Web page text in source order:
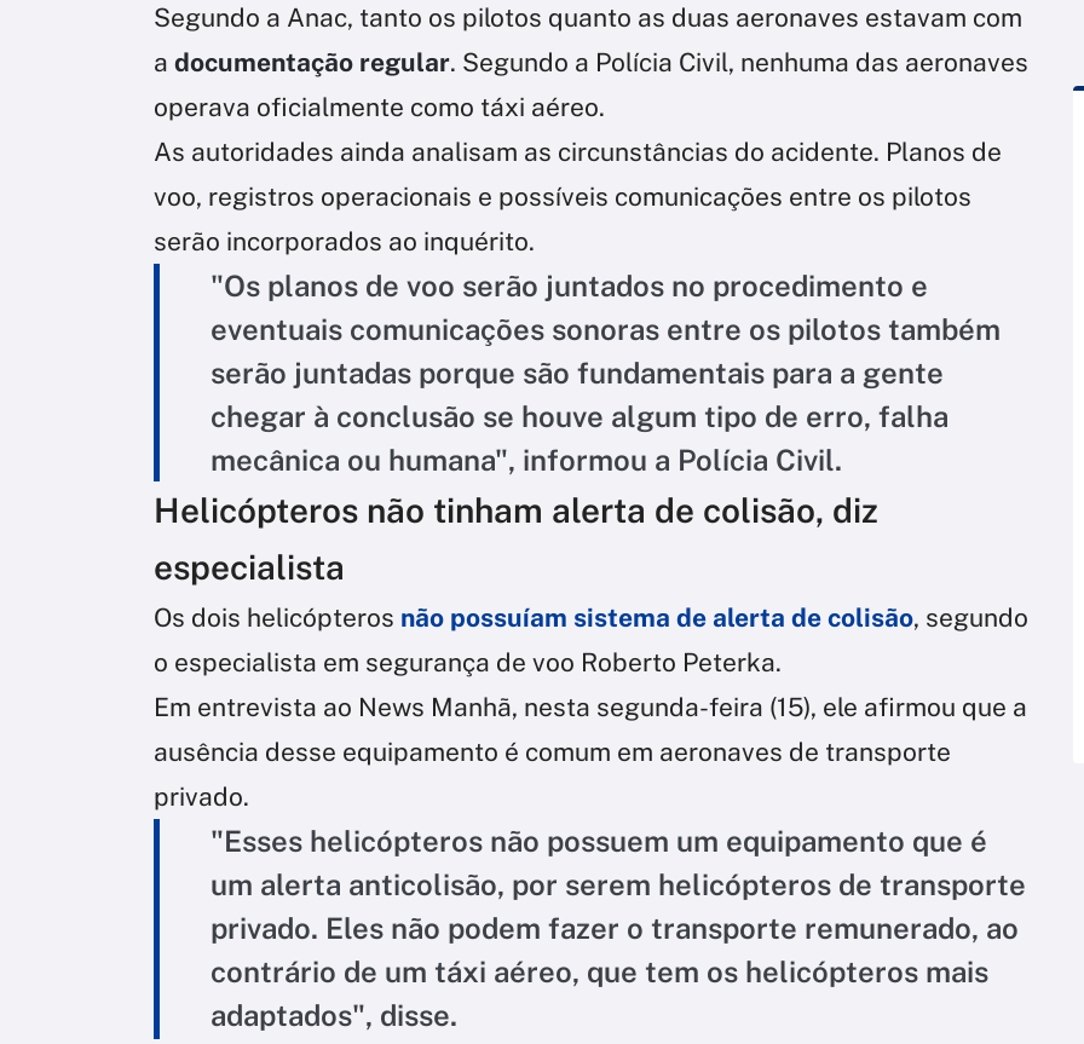
Segundo a Anac, tanto os pilotos quanto as duas aeronaves estavam com
a documentação regular. Segundo a Polícia Civil, nenhuma das aeronaves
operava oficialmente como táxi aéreo.
As autoridades ainda analisam as circunstâncias do acidente. Planos de
voo, registros operacionais e possíveis comunicações entre os pilotos
serão incorporados ao inquérito.
"Os planos de voo serão juntados no procedimento e
eventuais comunicações sonoras entre os pilotos também
serão juntadas porque são fundamentais para a gente
chegar à conclusão se houve algum tipo de erro, falha
mecânica ou humana", informou a Polícia Civil.
Helicópteros não tinham alerta de colisão, diz
especialista
Os dois helicópteros não possuíam sistema de alerta de colisão, segundo
o especialista em segurança de voo Roberto Peterka.
Em entrevista ao News Manhã, nesta segunda-feira (15), ele afirmou que a
ausência desse equipamento é comum em aeronaves de transporte
privado.
"Esses helicópteros não possuem um equipamento que é
um alerta anticolisão, por serem helicópteros de transporte
privado. Eles não podem fazer o transporte remunerado, ao
contrário de um táxi aéreo, que tem os helicópteros mais
adaptados", disse.